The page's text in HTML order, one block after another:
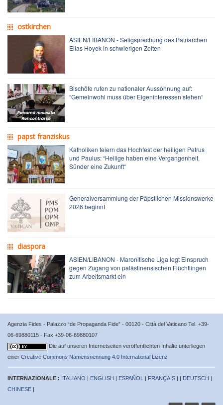
ostkirchen
ASIEN/LIBANON - Seligsprechung des Patriarchen
Elias Hoyek in schwierigen Zeiten
Bischöfe rufen zu nationaler Aussöhnung auf:
“Gemeinwohl muss über Eigeninteressen stehen“
papst franziskus
Katholiken feiern das Hochfest der heiligen Petrus
und Paulus: “Heilige haben eine Vergangenheit,
Sünder eine Zukunft“
Generalversammlung der Päpstlichen Missionswerke
2026 beginnt
diaspora
ASIEN/LIBANON - Maronitische Liga legt Einspruch
gegen Zugang von palästinensischen Flüchtlingen
zum Arbeitsmarkt ein
Agenzia Fides - Palazzo “de Propaganda Fide” - 00120 - Città del Vaticano Tel. +39-
06-69880115 - Fax +39-06-69880107
Die auf unseren Internetseiten veröffentlichten Inhalte unterliegen
einer Creative Commons Namensnennung 4.0 International Lizenz
INTERNAZIONALE : ITALIANO | ENGLISH | ESPAÑOL | FRANÇAIS | | DEUTSCH |
CHINESE |